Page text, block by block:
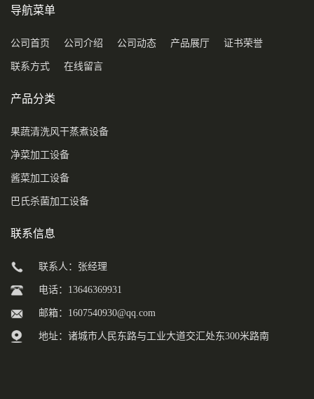
导航菜单
公司首页 公司介绍 公司动态 产品展厅 证书荣誉
联系方式 在线留言
产品分类
果蔬清洗风干蒸煮设备
净菜加工设备
酱菜加工设备
巴氏杀菌加工设备
联系信息
联系人：张经理
电话：13646369931
邮箱： 1607540930@qq.com
地址：诸城市人民东路与工业大道交汇处东300米路南